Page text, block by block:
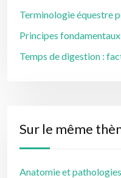
Terminologie équestre
Principes
Temps de digestion :
Sur le même
Anatomie et